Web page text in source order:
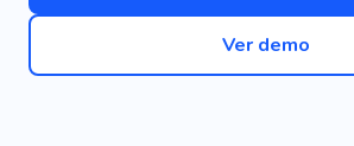
Ver demo